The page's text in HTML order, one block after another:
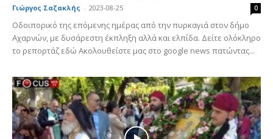
Γιώργος Σαζακλής - 2023-08-25 0
Οδοιπορικό της επόμενης ημέρας από την πυρκαγιά στον δήμο
Αχαρνών, με δυσάρεστη έκπληξη αλλά και ελπίδα. Δείτε ολόκληρο
το ρεπορτάζ εδώ Ακολουθείστε μας στο google news πατώντας...